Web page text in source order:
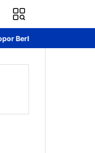
Bersama Jamaah Masjid